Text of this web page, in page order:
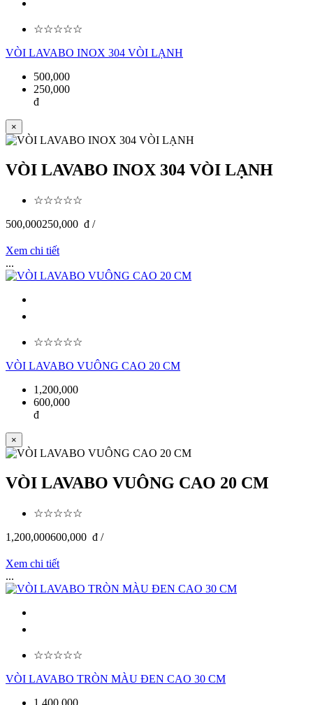
☆☆☆☆☆
VÒI LAVABO INOX 304 VÒI LẠNH
500,000
250,000
đ
×
VÒI LAVABO INOX 304 VÒI LẠNH
☆☆☆☆☆
500,000250,000 đ /
Xem chi tiết
...
☆☆☆☆☆
VÒI LAVABO VUÔNG CAO 20 CM
1,200,000
600,000
đ
×
VÒI LAVABO VUÔNG CAO 20 CM
☆☆☆☆☆
1,200,000600,000 đ /
Xem chi tiết
...
☆☆☆☆☆
VÒI LAVABO TRÒN MÀU ĐEN CAO 30 CM
1,400,000